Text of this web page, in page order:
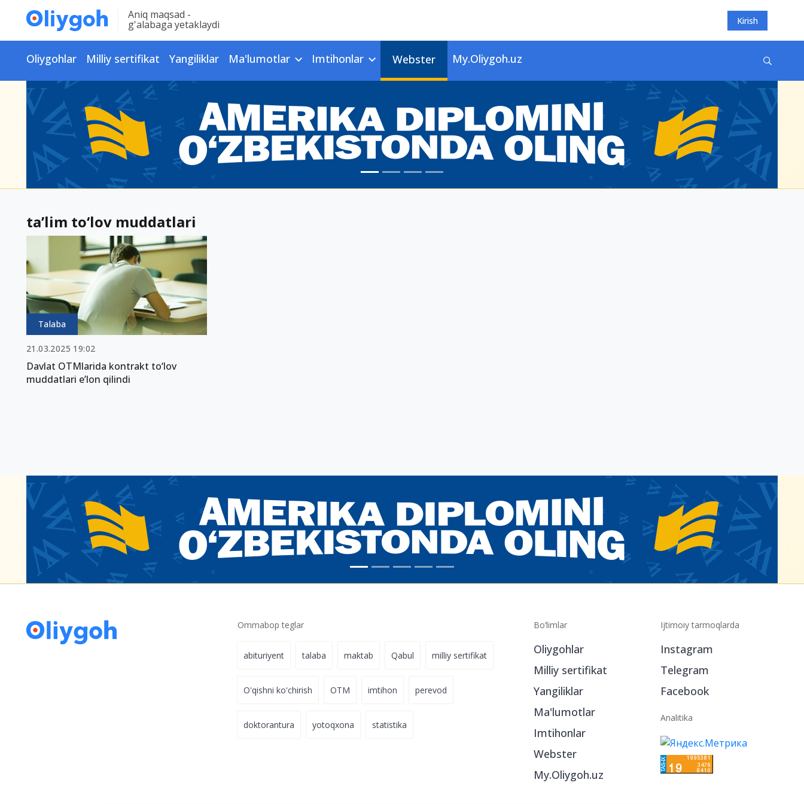
Aniq maqsad -
g'alabaga yetaklaydi Kirish
Oliygohlar Milliy sertifikat Yangiliklar Ma'lumotlar Imtihonlar Webster My.Oliygoh.uz
ta’lim to‘lov muddatlari
Talaba
21.03.2025 19:02
Davlat OTMlarida kontrakt to‘lov
muddatlari e’lon qilindi
Ommabop teglar
abituriyent talaba maktab Qabul milliy sertifikat
O'qishni ko'chirish OTM imtihon perevod
doktorantura yotoqxona statistika
Bo‘limlar
Oliygohlar
Milliy sertifikat
Yangiliklar
Ma'lumotlar
Imtihonlar
Webster
My.Oliygoh.uz
Ijtimoiy tarmoqlarda
Instagram
Telegram
Facebook
Analitika